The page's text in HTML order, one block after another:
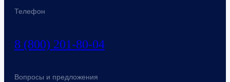
Телефон
8 (800) 201-80-04
Вопросы и предложения